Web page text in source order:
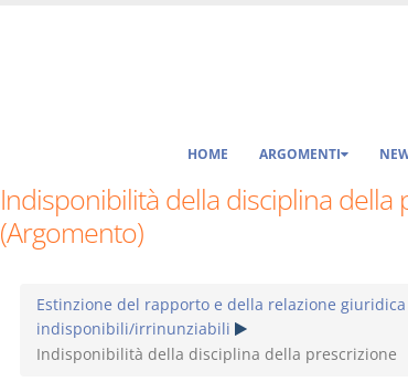
HOME ARGOMENTI
Indisponibilità della disciplina della
(Argomento)
Estinzione del rapporto e della relazione giuridica
indisponibili/irrinunziabili
Indisponibilità della disciplina della prescrizione